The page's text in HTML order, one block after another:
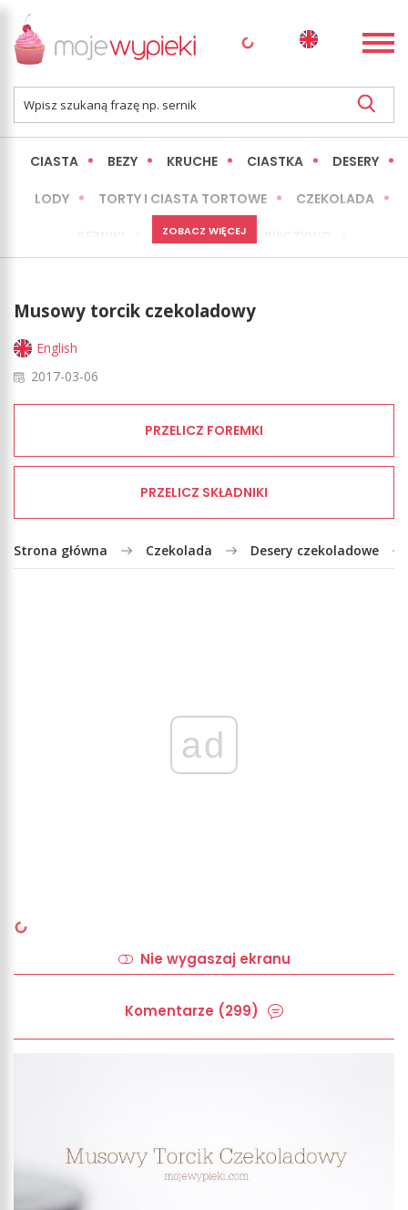
CIASTA BEZY KRUCHE CIASTKA DESERY
LODY TORTY I CIASTA TORTOWE CZEKOLADA
MINI WYPIEKI
LŻEJSZE / ZDROWSZE
ZOBACZ WIĘCEJ
Musowy torcik czekoladowy
English
2017-03-06
PRZELICZ FOREMKI
PRZELICZ SKŁADNIKI
Strona główna Czekolada Desery czekoladowe
ad
Nie wygaszaj ekranu
Komentarze (299)